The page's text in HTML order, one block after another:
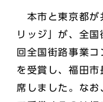
本市と東京都が
リッジ」が、全
回全国街路事業
を受賞し、福田
席しました。な